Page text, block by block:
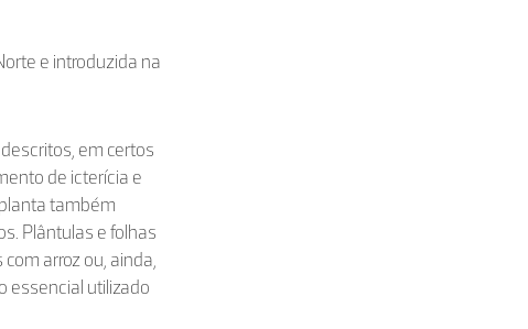
e introduzida na
em certos
de icterícia e
também
Plântulas e folhas
arroz ou, ainda,
essencial utilizado